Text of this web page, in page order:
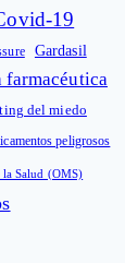
19
Gardasil
farmacéutica
del miedo
peligrosos
Salud (OMS)